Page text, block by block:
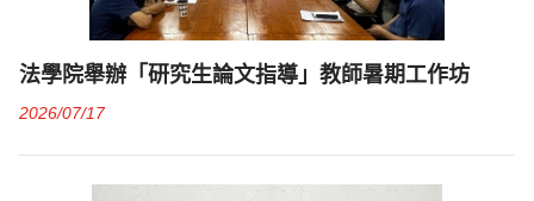
法學院舉辦「研究生論文指導」教師暑期工作坊
2026/07/17